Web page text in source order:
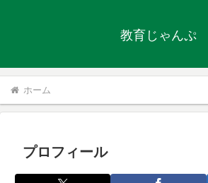
教育じゃんぷ
ホーム
プロフィール